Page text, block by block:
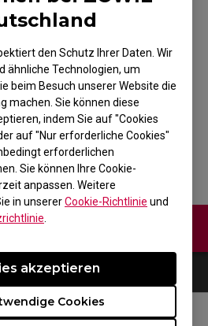
den Schutz Ihrer Daten. Wir
ähnliche Technologien, um
beim Besuch unserer Website die
machen. Sie können diese
indem Sie auf "Cookies
auf "Nur erforderliche Cookies"
erforderlichen
Sie können Ihre Cookie-
anpassen. Weitere
in unsererCookie-Richtlinie und
Cookies
akzeptieren
Maus für